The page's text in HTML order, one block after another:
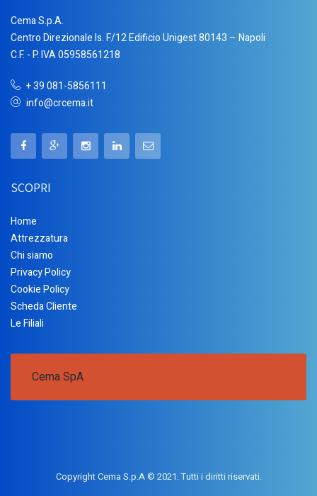
Cema S.p.A.
Centro Direzionale Is. F/12 Edificio Unigest 80143 – Napoli
C.F. - P. IVA 05958561218
+ 39 081-5856111
info@crcema.it
SCOPRI
Home
Attrezzatura
Chi siamo
Privacy Policy
Cookie Policy
Scheda Cliente
Le Filiali
Cema SpA
Copyright Cema S.p.A © 2021. Tutti i diritti riservati.